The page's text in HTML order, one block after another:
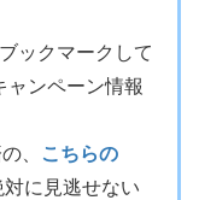
ックマークして
ャンペーン情報
、
こちらの
に見逃せない